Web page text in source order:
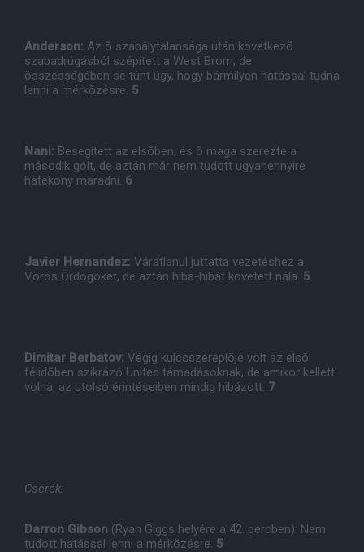
Anderson: Az õ szabálytalansága után következõ
szabadrúgásból szépített a West Brom, de
összességében se tûnt úgy, hogy bármilyen hatással tudna
lenni a mérkõzésre. 5
Nani: Besegített az elsõben, és õ maga szerezte a
második gólt, de aztán már nem tudott ugyanennyire
hatékony maradni. 6
Javier Hernandez: Váratlanul juttatta vezetéshez a
Vörös Ördögöket, de aztán hiba-hibát követett nála. 5
Dimitar Berbatov: Végig kulcsszereplõje volt az elsõ
félidõben szikrázó United támadásoknak, de amikor kellett
volna, az utolsó érintéseiben mindig hibázott. 7
Cserék:
Darron Gibson (Ryan Giggs helyére a 42. percben): Nem
tudott hatással lenni a mérkõzésre. 5